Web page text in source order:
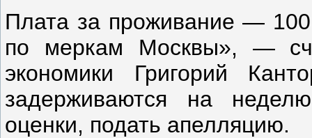
Плата за проживание —
по меркам Москвы», —
экономики Григорий
задерживаются на
оценки, подать апелляцию.